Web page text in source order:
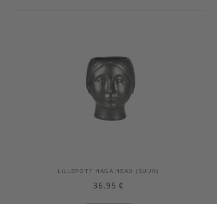
LILLEPOTT HAGA HEAD (SUUR)
36.95 €